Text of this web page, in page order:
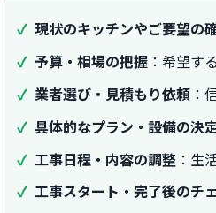
現状のキッチンやご要望の
予算・相場の把握 ：希望す
業者選び・見積もり依頼 ：
具体的なプラン・設備の決
工事日程・内容の調整 ：生
工事スタート・完了後のチ